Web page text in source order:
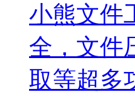
小熊文件
全，文件
取等超多